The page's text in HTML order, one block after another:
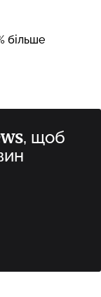
більше
, щоб